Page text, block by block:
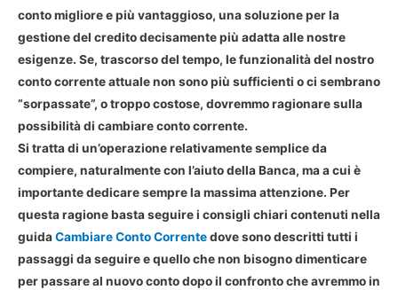
conto migliore e più vantaggioso, una soluzione per la
gestione del credito decisamente più adatta alle nostre
esigenze. Se, trascorso del tempo, le funzionalità del nostro
conto corrente attuale non sono più sufficienti o ci sembrano
“sorpassate”, o troppo costose, dovremmo ragionare sulla
possibilità di cambiare conto corrente.
Si tratta di un’operazione relativamente semplice da
compiere, naturalmente con l’aiuto della Banca, ma a cui è
importante dedicare sempre la massima attenzione. Per
questa ragione basta seguire i consigli chiari contenuti nella
guidaCambiare Conto Correntedove sono descritti tutti i
passaggi da seguire e quello che non bisogno dimenticare
per passare al nuovo conto dopo il confronto che avremmo in